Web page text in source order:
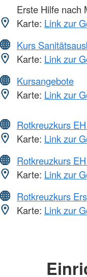
Erste Hilfe nach
Karte: Link zur
Kurs
Karte: Link zur
Kursangebote
Karte: Link zur
Rotkreuzkurs
Karte: Link zur
Rotkreuzkurs
Karte: Link zur
Rotkreuzkurs
Karte: Link zur